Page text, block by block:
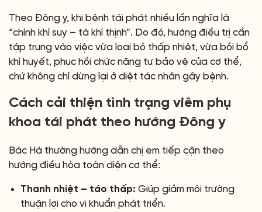
Theo Đông y, khi bệnh tái phát nhiều lần nghĩa là
“chính khí suy – tà khí thịnh”. Do đó, hướng điều trị cần
tập trung vào việc vừa loại bỏ thấp nhiệt, vừa bồi bổ
khí huyết, phục hồi chức năng tự bảo vệ của cơ thể,
chứ không chỉ dừng lại ở diệt tác nhân gây bệnh.
Cách cải thiện tình trạng viêm phụ
khoa tái phát theo hướng Đông y
Bác Hà thường hướng dẫn chị em tiếp cận theo
hướng điều hòa toàn diện cơ thể:
Thanh nhiệt – táo thấp: Giúp giảm môi trường
thuận lợi cho vi khuẩn phát triển.